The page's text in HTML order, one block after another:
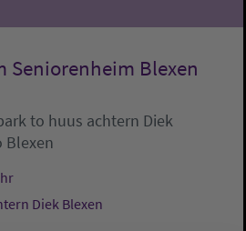
Seniorenheim Blexen
to huus achtern Diek
Blexen
Diek Blexen